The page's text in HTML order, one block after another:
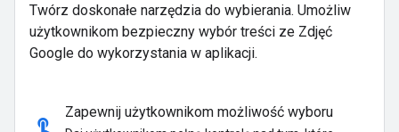
Twórz doskonałe narzędzia do wybierania. Umożliw
użytkownikom bezpieczny wybór treści ze Zdjęć
Google do wykorzystania w aplikacji.
Zapewnij użytkownikom możliwość wyboru